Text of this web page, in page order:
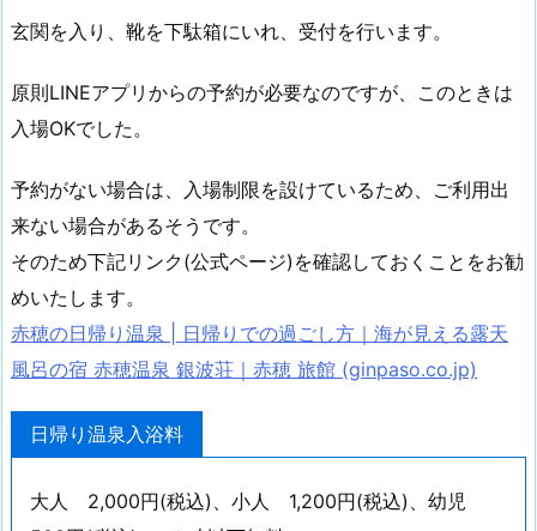
玄関を入り、靴を下駄箱にいれ、受付を行います。
原則LINEアプリからの予約が必要なのですが、このときは
入場OKでした。
予約がない場合は、入場制限を設けているため、ご利用出
来ない場合があるそうです。
そのため下記リンク(公式ページ)を確認しておくことをお勧
めいたします。
赤穂の日帰り温泉 | 日帰りでの過ごし方｜海が見える露天
風呂の宿 赤穂温泉 銀波荘｜赤穂 旅館 (ginpaso.co.jp)
日帰り温泉入浴料
大人 2,000円(税込)、小人 1,200円(税込)、幼児